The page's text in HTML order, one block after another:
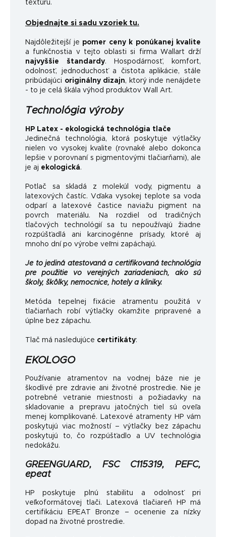
textúru.
Objednajte si sadu vzoriek tu.
Najdôležitejší je pomer ceny k ponúkanej kvalite
a funkčnostia v tejto oblasti si firma Wallart drží
najvyššie štandardy. Hospodárnosť, komfort,
odolnosť, jednoduchosť a čistota aplikácie, stále
pribúdajúci originálny dizajn, ktorý inde nenájdete
- to je celá škála výhod produktov Wall Art.
Technológia výroby
HP Latex - ekologická technológia tlače
Jedinečná technológia, ktorá poskytuje výtlačky
nielen vo vysokej kvalite (rovnaké alebo dokonca
lepšie v porovnaní s pigmentovými tlačiarňami), ale
je aj ekologická.
Potlač sa skladá z molekúl vody, pigmentu a
latexových častíc. Vďaka vysokej teplote sa voda
odparí a latexové častice naviažu pigment na
povrch materiálu. Na rozdiel od tradičných
tlačových technológií sa tu nepoužívajú žiadne
rozpúšťadlá ani karcinogénne prísady, ktoré aj
mnoho dní po výrobe veľmi zapáchajú.
Je to jediná atestovaná a certifikovaná technológia
pre použitie vo verejných zariadeniach, ako sú
školy, škôlky, nemocnice, hotely a kliniky.
Metóda tepelnej fixácie atramentu použitá v
tlačiarňach robí výtlačky okamžite pripravené a
úplne bez zápachu.
Tlač má nasledujúce certifikáty:
EKOLOGO
Používanie atramentov na vodnej báze nie je
škodlivé pre zdravie ani životné prostredie. Nie je
potrebné vetranie miestnosti a požiadavky na
skladovanie a prepravu jatočných tiel sú oveľa
menej komplikované. Latexové atramenty HP vám
poskytujú viac možností – výtlačky bez zápachu
poskytujú to, čo rozpúšťadlo a UV technológia
nedokážu.
GREENGUARD, FSC C115319, PEFC,
epeat
HP poskytuje plnú stabilitu a odolnosť pri
veľkoformátovej tlači. Latexová tlačiareň HP má
certifikáciu EPEAT Bronze – ocenenie za nízky
dopad na životné prostredie.